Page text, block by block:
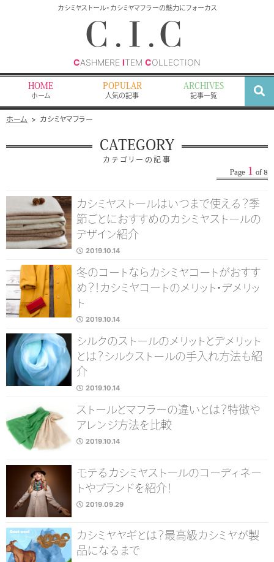
カシミヤストール・カシミヤマフラーの魅力にフォーカス
C.I.C
CASHMERE ITEM COLLECTION
HOME
ホーム
POPULAR
人気の記事
ARCHIVES
記事一覧
索
ホーム カシミヤマフラー
CATEGORY
カテゴリーの記事
Page 1 of 8
カシミヤストールはいつまで使える？季
節ごとにおすすめのカシミヤストールの
デザイン紹介
2019.10.14
冬のコートならカシミヤコートがおすす
め？！カシミヤコートのメリット・デメリッ
ト
2019.10.14
シルクのストールのメリットとデメリット
とは？シルクストールの手入れ方法も紹
介
2019.10.14
ストールとマフラーの違いとは？特徴や
アレンジ方法を比較
2019.10.14
モテるカシミヤストールのコーディネー
トやブランドを紹介！
2019.09.29
カシミヤヤギとは？最高級カシミヤが製
品になるまで